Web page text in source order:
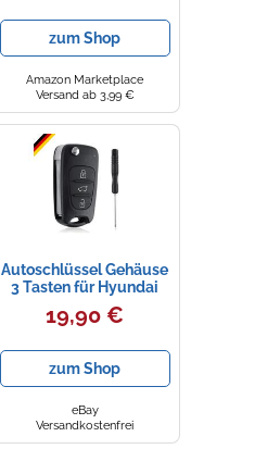
kompatibel mit BMW
E90 E91 E92 E84 E60
E61 E70 E71 E72 (ohne
Batterie)
zum Shop
Amazon Marketplace
Versand ab 3,99 €
Autoschlüssel Gehäuse
3 Tasten für Hyundai
Kia langlebiges
Kunststoff Ersatz
19,90 €
zum Shop
eBay
Versandkostenfrei